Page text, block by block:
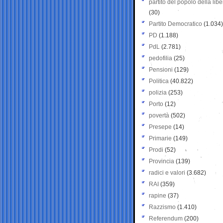
partito del popolo della
(30)
Partito Democratico (1.034)
PD (1.188)
PdL (2.781)
pedofilia (25)
Pensioni (129)
Politica (40.822)
polizia (253)
Porto (12)
povertà (502)
Presepe (14)
Primarie (149)
Prodi (52)
Provincia (139)
radici e valori (3.682)
RAI (359)
rapine (37)
Razzismo (1.410)
Referendum (200)